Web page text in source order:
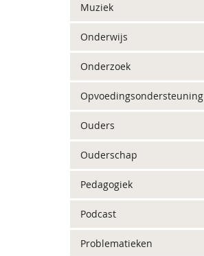
Muziek
Onderwijs
Onderzoek
Opvoedingsondersteuning
Ouders
Ouderschap
Pedagogiek
Podcast
Problematieken